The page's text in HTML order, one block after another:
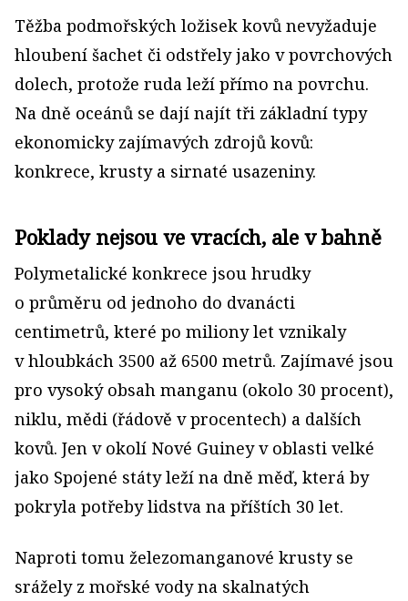
Těžba podmořských ložisek kovů nevyžaduje
hloubení šachet či odstřely jako v povrchových
dolech, protože ruda leží přímo na povrchu.
Na dně oceánů se dají najít tři základní typy
ekonomicky zajímavých zdrojů kovů:
konkrece, krusty a sirnaté usazeniny.
Poklady nejsou ve vracích, ale v bahně
Polymetalické konkrece jsou hrudky
o průměru od jednoho do dvanácti
centimetrů, které po miliony let vznikaly
v hloubkách 3500 až 6500 metrů. Zajímavé jsou
pro vysoký obsah manganu (okolo 30 procent),
niklu, mědi (řádově v procentech) a dalších
kovů. Jen v okolí Nové Guiney v oblasti velké
jako Spojené státy leží na dně měď, která by
pokryla potřeby lidstva na příštích 30 let.
Naproti tomu železomanganové krusty se
srážely z mořské vody na skalnatých